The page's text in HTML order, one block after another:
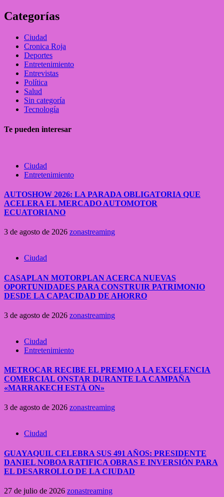
Categorías
Ciudad
Cronica Roja
Deportes
Entretenimiento
Entrevistas
Política
Salud
Sin categoría
Tecnología
Te pueden interesar
Ciudad
Entretenimiento
AUTOSHOW 2026: LA PARADA OBLIGATORIA QUE
ACELERA EL MERCADO AUTOMOTOR
ECUATORIANO
3 de agosto de 2026 zonastreaming
Ciudad
CASAPLAN MOTORPLAN ACERCA NUEVAS
OPORTUNIDADES PARA CONSTRUIR PATRIMONIO
DESDE LA CAPACIDAD DE AHORRO
3 de agosto de 2026 zonastreaming
Ciudad
Entretenimiento
METROCAR RECIBE EL PREMIO A LA EXCELENCIA
COMERCIAL ONSTAR DURANTE LA CAMPAÑA
«MARRAKECH ESTÁ ON»
3 de agosto de 2026 zonastreaming
Ciudad
GUAYAQUIL CELEBRA SUS 491 AÑOS: PRESIDENTE
DANIEL NOBOA RATIFICA OBRAS E INVERSIÓN PARA
EL DESARROLLO DE LA CIUDAD
27 de julio de 2026 zonastreaming